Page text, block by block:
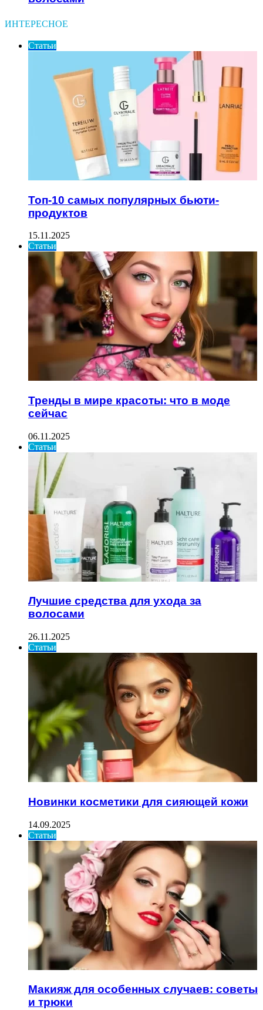
ИНТЕРЕСНОЕ
Статьи
Топ-10 самых популярных бьюти-
продуктов
15.11.2025
Статьи
Тренды в мире красоты: что в моде
сейчас
06.11.2025
Статьи
Лучшие средства для ухода за
волосами
26.11.2025
Статьи
Новинки косметики для сияющей кожи
14.09.2025
Статьи
Макияж для особенных случаев: советы
и трюки